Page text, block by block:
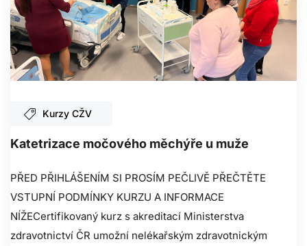
Kurzy CŽV
Katetrizace močového měchýře u muže
PŘED PŘIHLÁŠENÍM SI PROSÍM PEČLIVĚ PŘEČTĚTE
VSTUPNÍ PODMÍNKY KURZU A INFORMACE
NÍŽECertifikovaný kurz s akreditací Ministerstva
zdravotnictví ČR umožní nelékařským zdravotnickým